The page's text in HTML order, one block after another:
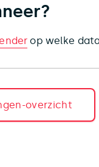
op welke
overzicht